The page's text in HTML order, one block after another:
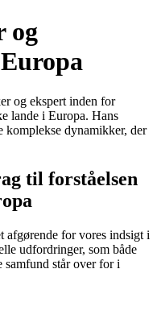
og
og ekspert inden for
lande i Europa. Hans
komplekse dynamikker, der
til forståelsen
afgørende for vores indsigt i
udfordringer, som både
samfund står over for i